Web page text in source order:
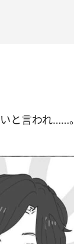
と言われ……。